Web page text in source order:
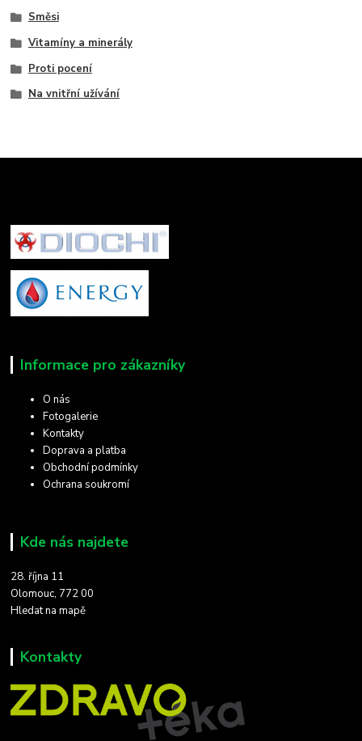
Směsi
Vitamíny a minerály
Proti pocení
Na vnitřní užívání
Informace pro zákazníky
O nás
Fotogalerie
Kontakty
Doprava a platba
Obchodní podmínky
Ochrana soukromí
Kde nás najdete
28. října 11
Olomouc, 772 00
Hledat na mapě
Kontakty